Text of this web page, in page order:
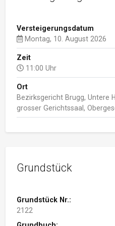
Versteigerungsdatum
Montag, 10. August 2026
Zeit
11:00 Uhr
Ort
Bezirksgericht Brugg, Untere
grosser Gerichtssaal,
Grundstück
Grundstück Nr.:
2122